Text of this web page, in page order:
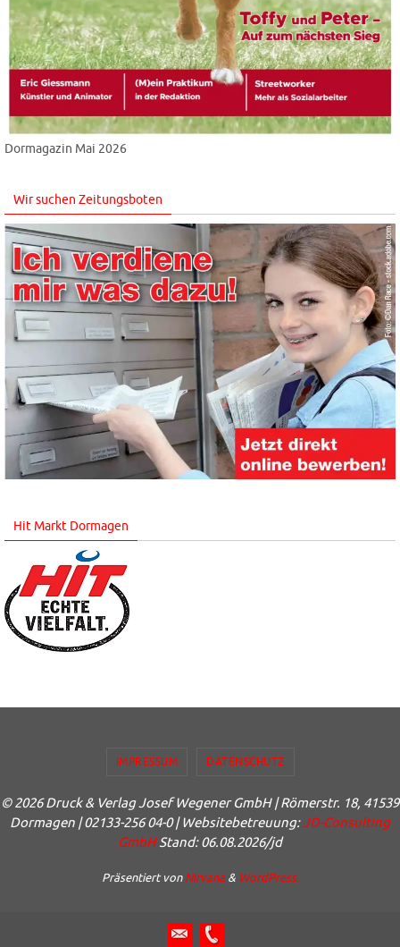
Dormagazin Mai 2026
Wir suchen Zeitungsboten
Hit Markt Dormagen
IMPRESSUM DATENSCHUTZ
© 2026 Druck & Verlag Josef Wegener GmbH | Römerstr. 18, 41539
Dormagen | 02133-256 04-0 | Websitebetreuung:JD-Consulting
GmbHStand: 06.08.2026/jd
Präsentiert vonNirvana& WordPress.